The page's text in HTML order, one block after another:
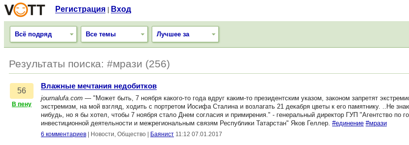
Регистрация Вход
Всё подряд Все темы Лучшее за
Результаты поиска: #мрази (256)
56
В пену
Влажные мечтания недобитков
journalufa.com — "Может быть, 7 ноября какого-то года вдруг каким-то президентским указом, законом запретят
экстремизм, на мой взгляд, ходить с портретом Иосифа Сталина и возлагать 21 декабря цветы к его памятнику. ..Не
нибудь, но я бы хотел, чтобы 7 ноября стало Днем согласия и примирения." - генеральный директор ГУП "Агентство по
инвестиционной деятельности и межрегиональным связям Республики Татарстан" Яков Геллер. #единение #мрази
6 комментариев Новости, Общество Баянист 11:12 07.01.2017